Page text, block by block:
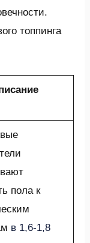
топпинга
пола к
в 1,6-1,8